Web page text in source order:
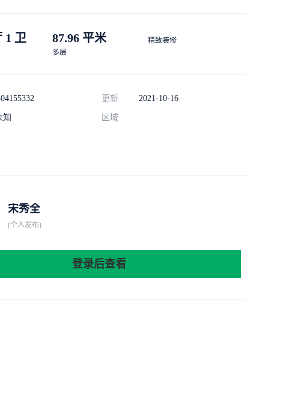
1 卫 87.96 平米
多层
精致装修
更新 2021-10-16
知 区域
宋秀全
(个人发布)
登录后查看